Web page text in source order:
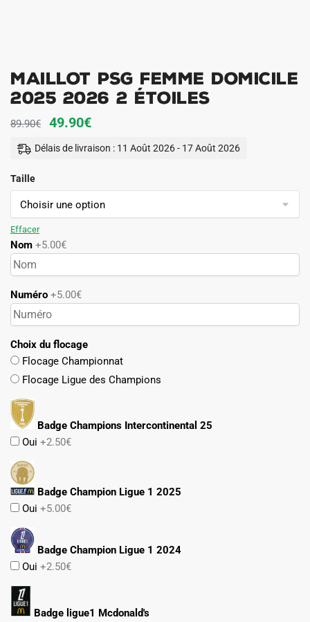
Maillot PSG Femme Domicile
2025 2026 2 étoiles
89.90€
Le
prix
89.90€.
49.90€Le
prix
49.90€.
Délais de livraison : 11 Août 2026 - 17 Août 2026
Taille
Effacer
Nom +5.00€
Numéro +5.00€
Choix du flocage
Flocage Championnat
Flocage Ligue des Champions
Badge Champions Intercontinental 25
Oui +2.50€
Badge Champion Ligue 1 2025
Oui +5.00€
Badge Champion Ligue 1 2024
Oui +2.50€
Badge ligue1 Mcdonald's